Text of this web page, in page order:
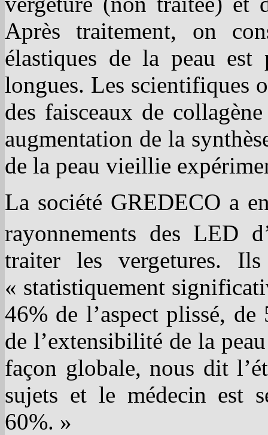
Après traitement, on
élastiques de la peau
longues. Les scientifiques
des faisceaux de
augmentation de la
de la peau vieillie
La société GREDECO a
rayonnements des LED
traiter les vergetures.
« statistiquement
46% de l’aspect plissé,
de l’extensibilité de la
façon globale, nous dit
sujets et le médecin est
60%. »